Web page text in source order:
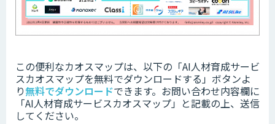
この便利なカオスマップは、以下の「AI人材育成サービ
スカオスマップを無料でダウンロードする」ボタンよ
り無料でダウンロードできます。お問い合わせ内容欄に
「AI人材育成サービスカオスマップ」と記載の上、送信
してください。